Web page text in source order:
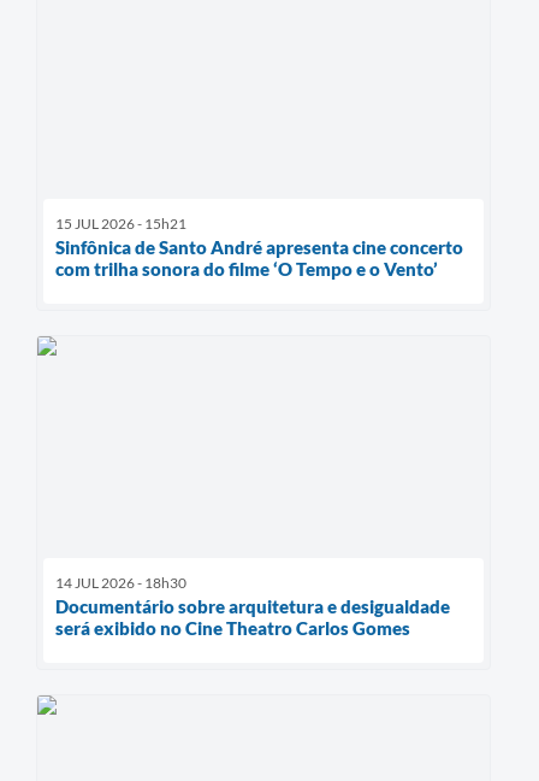
15 JUL 2026 - 15h21
Sinfônica de Santo André apresenta cine concerto
com trilha sonora do filme ‘O Tempo e o Vento’
14 JUL 2026 - 18h30
Documentário sobre arquitetura e desigualdade
será exibido no Cine Theatro Carlos Gomes